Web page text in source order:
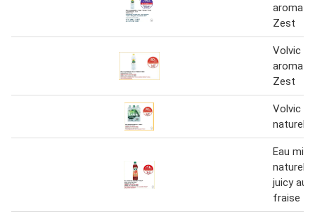
Zest
Volvic
Zest
Volvic
naturelle
Eau
juicy au
fraise